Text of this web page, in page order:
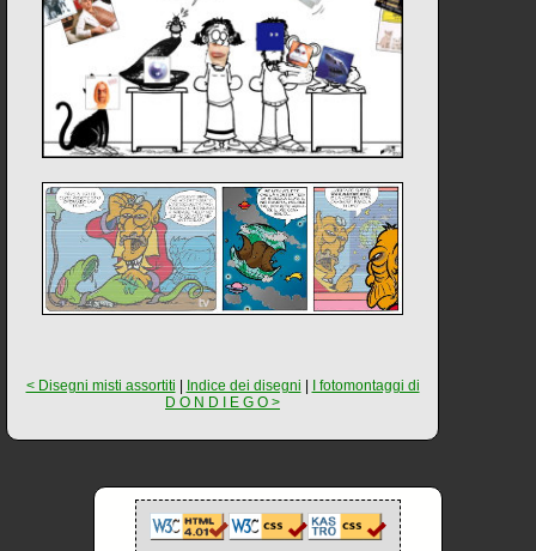
< Disegni misti assortiti | Indice dei disegni | I fotomontaggi di
D O N D I E G O >